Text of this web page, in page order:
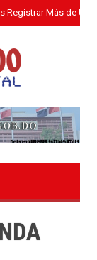
Registrar Más de Un